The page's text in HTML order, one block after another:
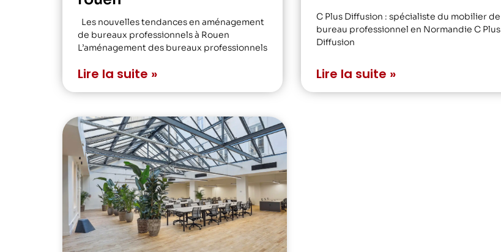
Les nouvelles tendances en aménagement
de bureaux professionnels à Rouen
L’aménagement des bureaux professionnels
Lire la suite »
C Plus Diffusion : spécialiste du mobilier de
bureau professionnel en Normandie C Plus
Diffusion
Lire la suite »